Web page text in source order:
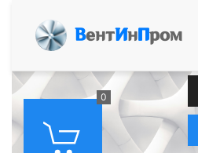
ВентИнПром
0